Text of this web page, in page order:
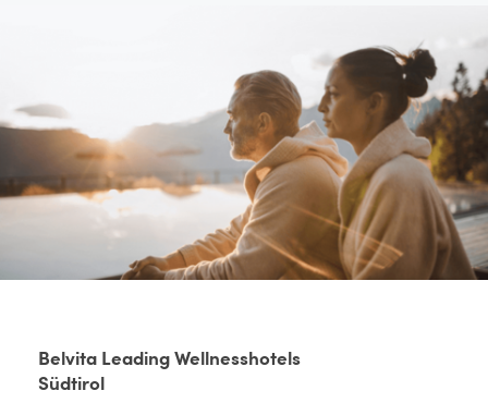
Belvita Leading Wellnesshotels
Südtirol